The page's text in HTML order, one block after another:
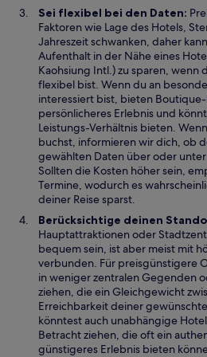
Sei flexibel bei den Daten:
Faktoren wie Lage des Hotels,
Jahreszeit schwanken, daher
Aufenthalt in der Nähe eines
Kaohsiung Intl.) zu sparen, wenn
flexibel bist. Wenn du an
interessiert bist, bieten
persönlicheres Erlebnis und
Leistungs-Verhältnis bieten.
buchst, informieren wir dich, ob
gewählten Daten über oder
Sollten die Kosten höher sein,
Termine, wodurch es
deiner Reise sparst.
Berücksichtige deinen
Hauptattraktionen oder
bequem sein, ist aber meist mit
verbunden. Für preisgünstigere
in weniger zentralen Gegenden
ziehen, die ein Gleichgewicht
Erreichbarkeit deiner
könntest auch unabhängige
Betracht ziehen, die oft ein
günstigeres Erlebnis bieten